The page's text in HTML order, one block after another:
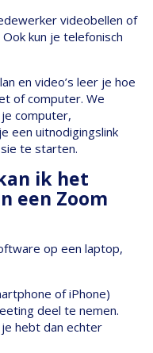
videobellen of
kun je telefonisch
en video’s leer je hoe
of computer. We
computer,
een uitnodigingslink
te starten.
ik het
een Zoom
op een laptop,
of iPhone)
deel te nemen.
hebt dan echter